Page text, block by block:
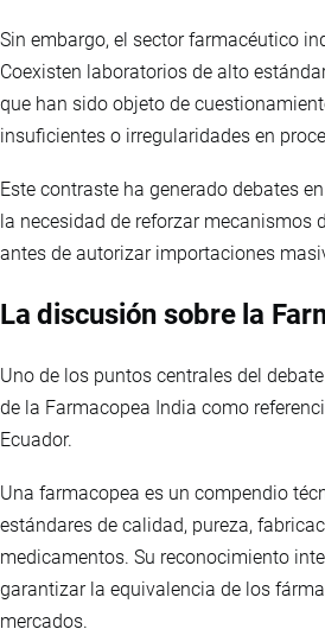
Sin embargo, el sector farmacéutico
Coexisten laboratorios de alto
que han sido objeto de
insuficientes o irregularidades en
Este contraste ha generado debates
la necesidad de reforzar mecanismos
antes de autorizar importaciones
La discusión sobre la
Uno de los puntos centrales del
de la Farmacopea India como
Ecuador.
Una farmacopea es un compendio
estándares de calidad, pureza,
medicamentos. Su reconocimiento
garantizar la equivalencia de los
mercados.